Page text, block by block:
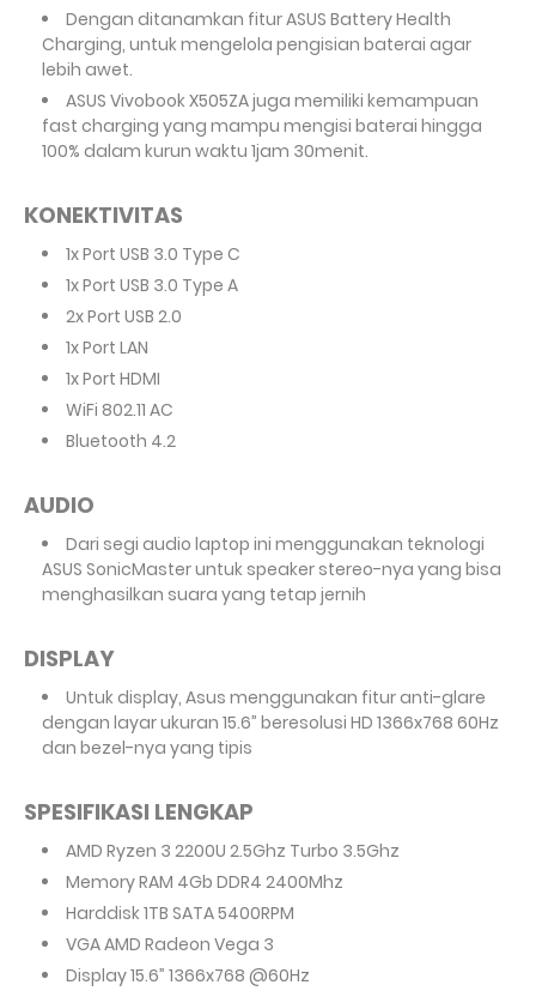
Dengan ditanamkan fitur ASUS Battery Health
Charging, untuk mengelola pengisian baterai agar
lebih awet.
ASUS Vivobook X505ZA juga memiliki kemampuan
fast charging yang mampu mengisi baterai hingga
100% dalam kurun waktu 1jam 30menit.
KONEKTIVITAS
1x Port USB 3.0 Type C
1x Port USB 3.0 Type A
2x Port USB 2.0
1x Port LAN
1x Port HDMI
WiFi 802.11 AC
Bluetooth 4.2
AUDIO
Dari segi audio laptop ini menggunakan teknologi
ASUS SonicMaster untuk speaker stereo-nya yang bisa
menghasilkan suara yang tetap jernih
DISPLAY
Untuk display, Asus menggunakan fitur anti-glare
dengan layar ukuran 15.6” beresolusi HD 1366x768 60Hz
dan bezel-nya yang tipis
SPESIFIKASI LENGKAP
AMD Ryzen 3 2200U 2.5Ghz Turbo 3.5Ghz
Memory RAM 4Gb DDR4 2400Mhz
Harddisk 1TB SATA 5400RPM
VGA AMD Radeon Vega 3
Display 15.6” 1366x768 @60Hz